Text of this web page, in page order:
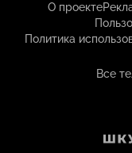
О проекте
Политика
Все